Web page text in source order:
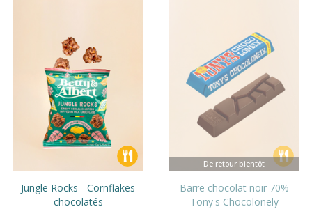
Jungle Rocks - Cornflakes
chocolatés
De retour bientôt
Barre chocolat noir 70%
Tony's Chocolonely